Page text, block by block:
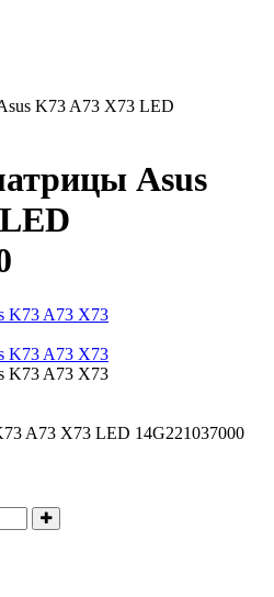
K73 A73 X73 LED
Asus
A73 X73 LED 14G221037000